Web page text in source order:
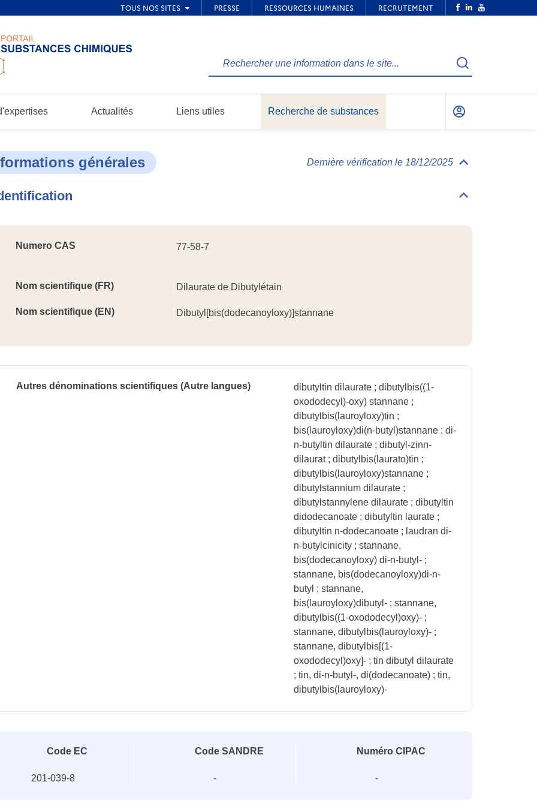
Rechercher
le
Recherche
Actualités Liens utiles Recherche de substances
Mon
générales Dernière vérification le 18/12/2025
Déplier/replier
Déplier/replier
Numero CAS 77-58-7
Nom scientifique (FR) Dilaurate de Dibutylétain
Nom scientifique (EN) Dibutyl[bis(dodecanoyloxy)]stannane
Autres dénominations scientifiques (Autre langues)
dibutyltin dilaurate ; dibutylbis((1-
oxododecyl)-oxy) stannane ;
dibutylbis(lauroyloxy)tin ;
bis(lauroyloxy)di(n-butyl)stannane ; di-
n-butyltin dilaurate ; dibutyl-zinn-
dilaurat ; dibutylbis(laurato)tin ;
dibutylbis(lauroyloxy)stannane ;
dibutylstannium dilaurate ;
dibutylstannylene dilaurate ; dibutyltin
didodecanoate ; dibutyltin laurate ;
dibutyltin n-dodecanoate ; laudran di-
n-butylcinicity ; stannane,
bis(dodecanoyloxy) di-n-butyl- ;
stannane, bis(dodecanoyloxy)di-n-
butyl ; stannane,
bis(lauroyloxy)dibutyl- ; stannane,
dibutylbis((1-oxododecyl)oxy)- ;
stannane, dibutylbis(lauroyloxy)- ;
stannane, dibutylbis[(1-
oxododecyl)oxy]- ; tin dibutyl dilaurate
; tin, di-n-butyl-, di(dodecanoate) ; tin,
dibutylbis(lauroyloxy)-
Code EC
201-039-8
Code SANDRE
-
Numéro CIPAC
-